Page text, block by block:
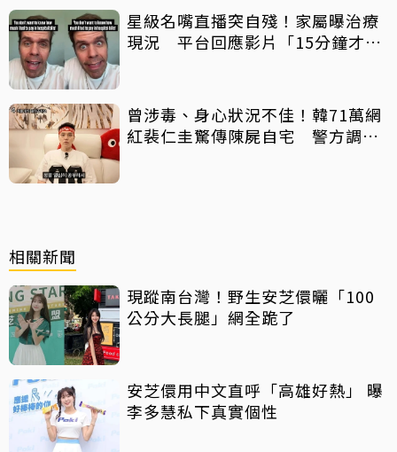
星級名嘴直播突自殘！家屬曝治療
現況 平台回應影片「15分鐘才下
曾涉毒、身心狀況不佳！韓71萬網
紅裴仁圭驚傳陳屍自宅 警方調查
相關新聞
現蹤南台灣！野生安芝儇曬「100
公分大長腿」網全跪了
安芝儇用中文直呼「高雄好熱」 曝
李多慧私下真實個性